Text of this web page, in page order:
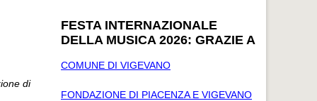
di
FESTA INTERNAZIONALE
DELLA MUSICA 2026: GRAZIE A
COMUNE DI VIGEVANO
FONDAZIONE DI PIACENZA E VIGEVANO